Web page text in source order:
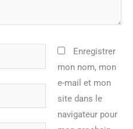
Enregistrer
mon nom, mon
e-mail et mon
site dans le
navigateur pour